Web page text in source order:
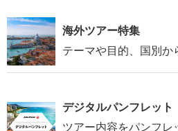
海外ツアー特集
テーマや目的、国別か
デジタルパンフレット
ツアー内容をパンフレ